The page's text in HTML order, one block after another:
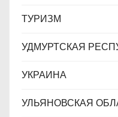
ТУРИЗМ
УДМУРТСКАЯ
УКРАИНА
УЛЬЯНОВСКАЯ